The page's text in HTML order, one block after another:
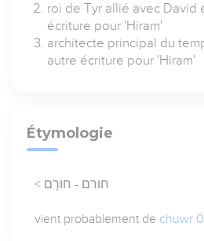
roi de Tyr allié avec David
écriture pour 'Hiram'
architecte principal du
autre écriture pour 'Hiram'
Étymologie
< חורם - חוּרָם
vient probablement de chuwr